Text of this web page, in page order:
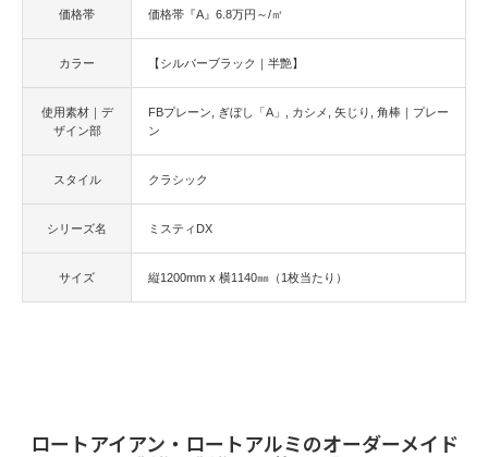
価格帯 価格帯『A』6.8万円～/㎡
カラー 【シルバーブラック｜半艶】
使用素材｜デ
ザイン部
FBプレーン ぎぼし「A」 カシメ 矢じり
角棒｜プレー
ン
スタイル クラシック
シリーズ名 ミスティDX
サイズ 縦1200mm x 横1140㎜（1枚当たり）
ロートアイアン・ロートアルミのオーダーメイド